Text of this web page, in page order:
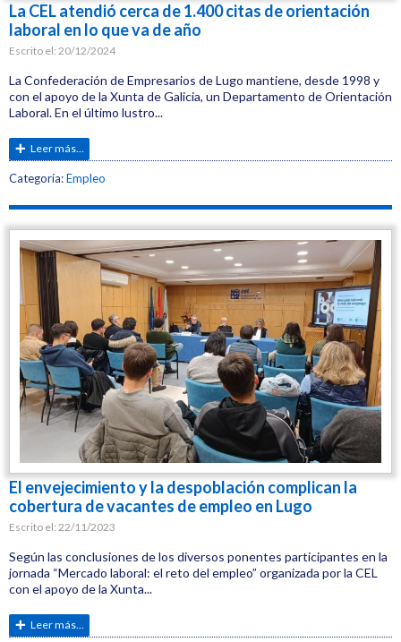
La CEL atendió cerca de 1.400 citas de orientación
laboral en lo que va de año
Escrito el: 20/12/2024
La Confederación de Empresarios de Lugo mantiene, desde 1998 y
con el apoyo de la Xunta de Galicia, un Departamento de Orientación
Laboral. En el último lustro...
Leer más...
Categoría:Empleo
Etiquetas:
Empleo
El envejecimiento y la despoblación complican la
cobertura de vacantes de empleo en Lugo
Escrito el: 22/11/2023
Según las conclusiones de los diversos ponentes participantes en la
jornada “Mercado laboral: el reto del empleo” organizada por la CEL
con el apoyo de la Xunta...
Leer más...